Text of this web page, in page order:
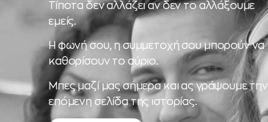
Τίποτα δεν αλλάζει αν δεν το αλλάξουμε
εμείς.
Η φωνή σου, η συμμετοχή σου μπορούν να
καθορίσουν το αύριο.
Μπες μαζί μας σήμερα και ας γράψουμε την
επόμενη σελίδα της ιστορίας.